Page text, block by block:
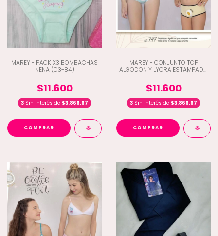
MAREY - PACK X3 BOMBACHAS
NENA (C3-84)
$11.600
3 Sin interés de $3.866,67
COMPRAR
MAREY - CONJUNTO TOP
ALGODON Y LYCRA ESTAMPADO
$11.600
3 Sin interés de $3.866,67
COMPRAR